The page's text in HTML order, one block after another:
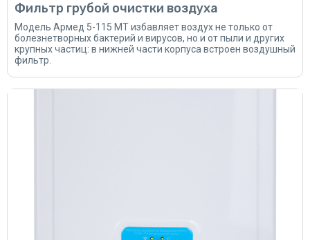
Фильтр грубой очистки воздуха
Модель Армед 5-115 МТ избавляет воздух не только от
болезнетворных бактерий и вирусов, но и от пыли и других
крупных частиц: в нижней части корпуса встроен воздушный
фильтр.